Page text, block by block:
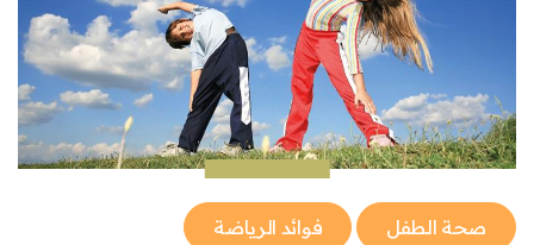
صحة الطفل فوائد الرياضة